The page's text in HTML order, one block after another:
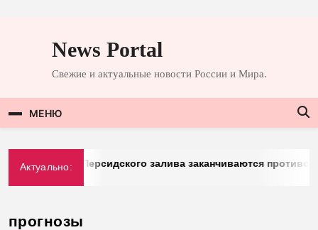
содержимомуNews Portal
Свежие и актуальные новости России и Мира.
МЕНЮ
Актуально:
у стран Персидского залива заканчиваются
прогнозы